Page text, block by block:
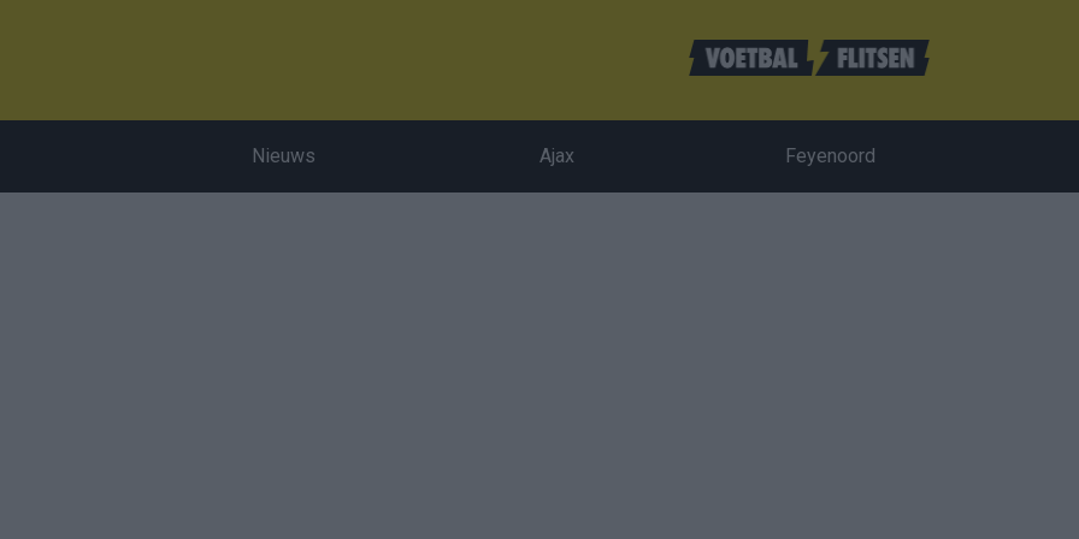
Nieuws Ajax Feyenoord